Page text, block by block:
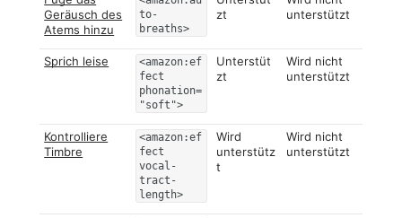
Geräusch des
Atems hinzu
to-
breaths>
zt
unterstützt
Sprich leise
<amazon:ef
fect
phonation=
"soft">
Unterstüt
zt
Wird nicht
unterstützt
Kontrolliere
Timbre
<amazon:ef
fect
vocal-
tract-
length>
Wird
unterstütz
t
Wird nicht
unterstützt